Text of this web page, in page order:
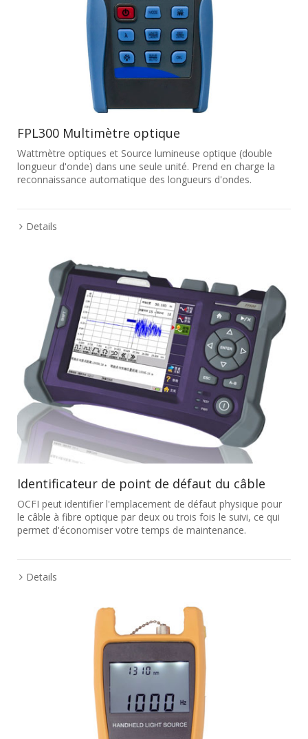
FPL300 Multimètre optique
Wattmètre optiques et Source lumineuse optique (double
longueur d'onde) dans une seule unité. Prend en charge la
reconnaissance automatique des longueurs d'ondes.
Details
Identificateur de point de défaut du câble
OCFI peut identifier l'emplacement de défaut physique pour
le câble à fibre optique par deux ou trois fois le suivi, ce qui
permet d'économiser votre temps de maintenance.
Details